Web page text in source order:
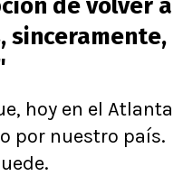
de volver a
sinceramente,
hoy en el Atlanta
por nuestro país.